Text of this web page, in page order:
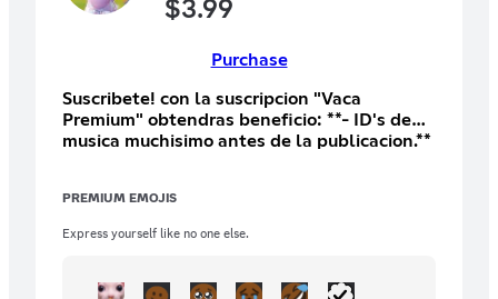
$3.99
Purchase
Suscribete! con la suscripcion "Vaca
Premium" obtendras beneficio: **- ID's de
musica muchisimo antes de la publicacion.**
personalizado por ti mismo** (Solo una vez,
no todos los meses) **- Tu mix podrá ser
**- Rol especial en el grupo**
PREMIUM EMOJIS
Express yourself like no one else.